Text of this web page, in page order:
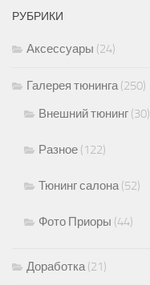
РУБРИКИ
Аксессуары (24)
Галерея тюнинга(250)
Внешний тюнинг (30)
Разное (122)
Тюнинг салона(52)
Фото Приоры (44)
Доработка(21)